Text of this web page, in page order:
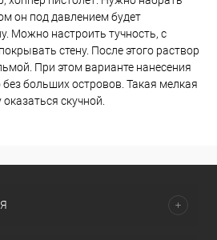
он под давлением будет
Можно настроить тучность, с
стену. После этого раствор
При этом варианте нанесения
без больших островов. Такая мелкая
скучной.